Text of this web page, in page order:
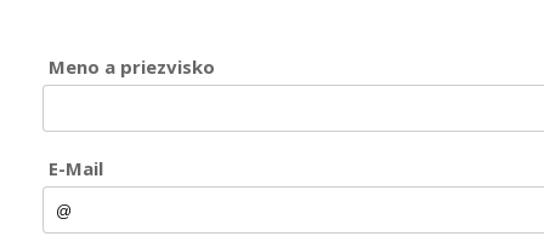
Meno a priezvisko
E-Mail